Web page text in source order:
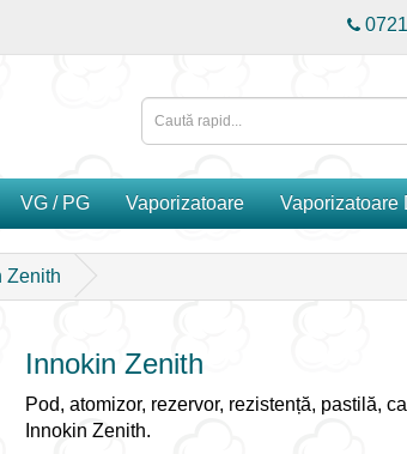
VG / PG Vaporizatoare Vaporizatoare
Zenith
Innokin Zenith
Pod, atomizor, rezervor, rezistență, pastilă,
Innokin Zenith.